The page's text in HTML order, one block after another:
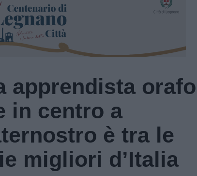
apprendista orafo
in centro a
è tra le
migliori d’Italia